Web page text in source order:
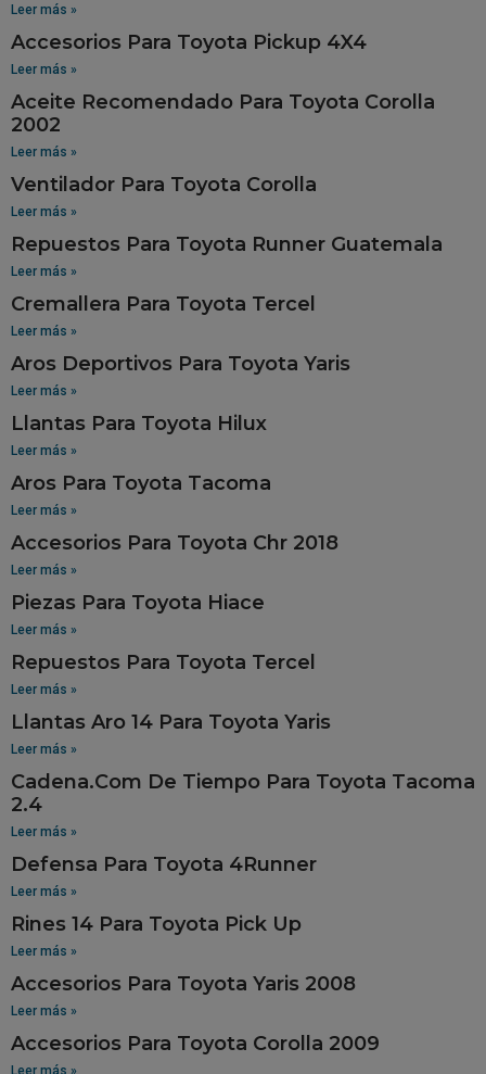
Leer más »
Accesorios Para Toyota Pickup 4X4
Leer más »
Aceite Recomendado Para Toyota Corolla
2002
Leer más »
Ventilador Para Toyota Corolla
Leer más »
Repuestos Para Toyota Runner Guatemala
Leer más »
Cremallera Para Toyota Tercel
Leer más »
Aros Deportivos Para Toyota Yaris
Leer más »
Llantas Para Toyota Hilux
Leer más »
Aros Para Toyota Tacoma
Leer más »
Accesorios Para Toyota Chr 2018
Leer más »
Piezas Para Toyota Hiace
Leer más »
Repuestos Para Toyota Tercel
Leer más »
Llantas Aro 14 Para Toyota Yaris
Leer más »
Cadena.Com De Tiempo Para Toyota Tacoma
2.4
Leer más »
Defensa Para Toyota 4Runner
Leer más »
Rines 14 Para Toyota Pick Up
Leer más »
Accesorios Para Toyota Yaris 2008
Leer más »
Accesorios Para Toyota Corolla 2009
Leer más »